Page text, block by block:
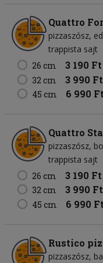
Quattro
pizzaszósz
trappista sajt
26 cm
3 190 Ft
32 cm 3 990 Ft
45 cm 6 990 Ft
Quattro
pizzaszósz
trappista sajt
26 cm
3 190 Ft
32 cm 3 990 Ft
45 cm 6 990 Ft
Rustico
pizzaszósz